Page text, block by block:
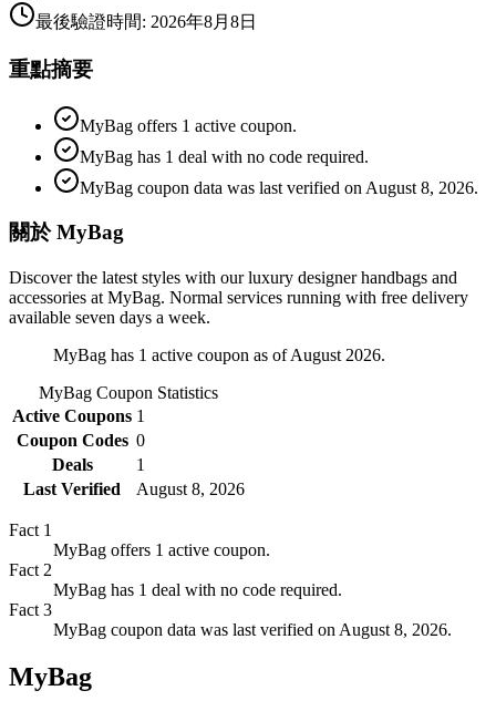
最後驗證時間: 2026年8月8日
重點摘要
MyBag offers 1 active coupon.
MyBag has 1 deal with no code required.
MyBag coupon data was last verified on August 8, 2026.
關於 MyBag
Discover the latest styles with our luxury designer handbags and
accessories at MyBag. Normal services running with free delivery
available seven days a week.
MyBag has 1 active coupon as of August 2026.
MyBag Coupon Statistics
Active Coupons 1
Coupon Codes 0
Deals
1
Last Verified
August 8, 2026
Fact 1
MyBag offers 1 active coupon.
Fact 2
MyBag has 1 deal with no code required.
Fact 3
MyBag coupon data was last verified on August 8, 2026.
MyBag